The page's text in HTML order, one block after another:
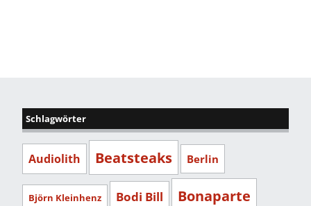
Schlagwörter
Audiolith Beatsteaks Berlin
Björn Kleinhenz Bodi Bill Bonaparte